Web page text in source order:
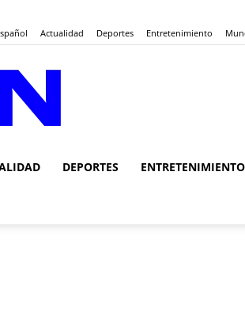
Actualidad Deportes Entretenimiento
DEPORTES ENTRETENIMIENTO